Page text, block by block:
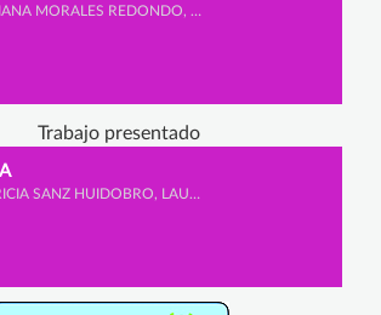
Secundaria, ADRIANA MORALES REDONDO, SUSANA VELLÓN MONTES y SOFÍA GIL-MUGARZA GONZÁLEZ
Secundaria, PATRICIA SANZ HUIDOBRO, LAURA MANTECÓN HERNANZ y ICÍAR HEREDERO PÉREZ